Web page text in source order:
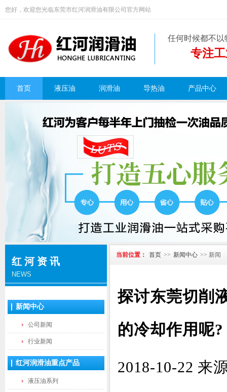
您好，欢迎您光临东莞市红河润滑油有限公司官方网站
任何时候都不
专注
首页 液压油 润滑油 导热油 产品中心
红河资讯
NEWS
新闻中心
公司新闻
行业新闻
红河润滑油重点产品
液压油系列
当前位置： 首页 >> 新闻中心 >> 新闻
探讨东莞切削
的冷却作用呢?
2018-10-22 来